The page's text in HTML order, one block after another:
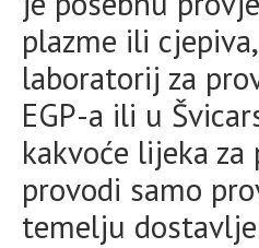
plazme ili
laboratorij za
EGP-a ili u
kakvoće lijeka
provodi samo
temelju